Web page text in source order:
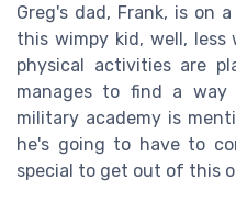
Greg's dad, Frank, is on
this wimpy kid, well, less
physical activities are
manages to find a
military academy is
he's going to have to
special to get out of this